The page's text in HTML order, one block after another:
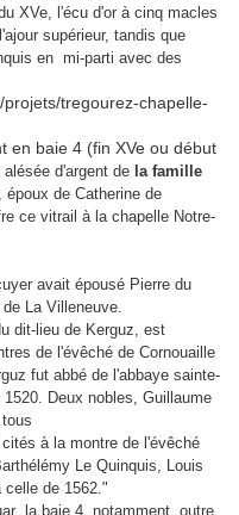
XVe, l'écu d'or à cinq macles
supérieur, tandis que
en mi-parti avec des
tregourez-chapelle-
en baie 4 (fin XVe ou début
d'argent de la famille
de Catherine de
ce vitrail à la chapelle Notre-
avait épousé Pierre du
La Villeneuve.
dit-lieu de Kerguz, est
de l'évêché de Cornouaille
fut abbé de l'abbaye sainte-
Deux nobles, Guillaume
à la montre de l'évêché
Le Quinquis, Louis
celle de 1562."
la baie 4, notamment, outre